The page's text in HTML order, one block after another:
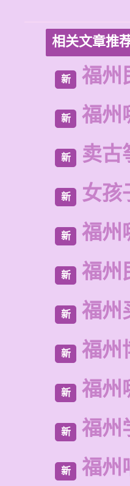
相关文章推
新 福州
新 福州
新 卖古
新 女孩
新 福州
新 福州
新 福州
新 福州
新 福州
新 福州
新 福州